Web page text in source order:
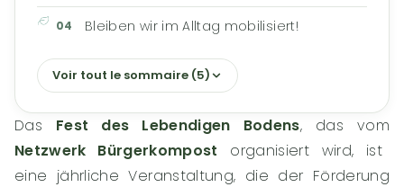
Das Fest des Lebendigen Bodens, das vom
Netzwerk Bürgerkompost organisiert wird, ist
eine jährliche Veranstaltung, die der Förderung
Bleiben wir im Alltag mobilisiert!
Voir tout le sommaire (5)